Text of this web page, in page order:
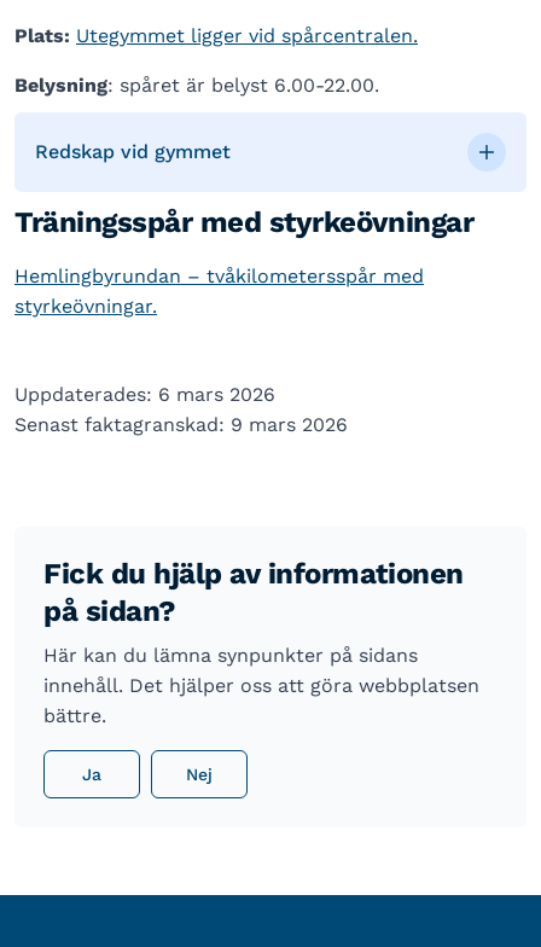
Plats: Utegymmet ligger vid spårcentralen.
Belysning: spåret är belyst 6.00-22.00.
Redskap vid gymmet
Träningsspår med styrkeövningar
Hemlingbyrundan – tvåkilometersspår med
styrkeövningar.
Uppdaterades: 6 mars 2026
Senast faktagranskad: 9 mars 2026
Fick du hjälp av informationen
på sidan?
Här kan du lämna synpunkter på sidans
innehåll. Det hjälper oss att göra webbplatsen
bättre.
Ja Nej